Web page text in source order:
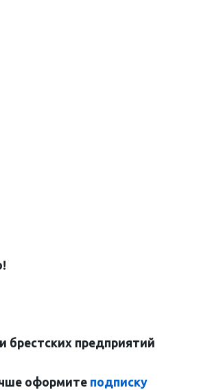
брестских предприятий
оформите подписку